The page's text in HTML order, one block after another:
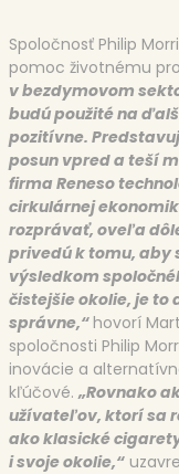
Spoločnosť Philip
pomoc životnému
v bezdymovom
budú použité na
pozitívne.
posun vpred a teší
firma Reneso
cirkulárnej
rozprávať, oveľa
privedú k tomu, aby
výsledkom
čistejšie okolie, je to
správne,“ hovorí
spoločnosti Philip
inovácie a
kľúčové. „Rovnako a
užívateľov, ktorí sa
ako klasické
i svoje okolie,“